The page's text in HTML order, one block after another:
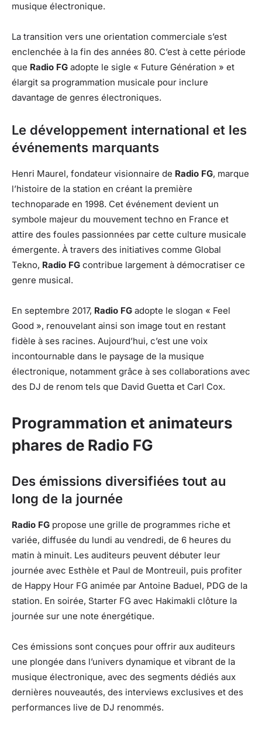
musique électronique.
La transition vers une orientation commerciale s’est
enclenchée à la fin des années 80. C’est à cette période
que Radio FG adopte le sigle « Future Génération » et
élargit sa programmation musicale pour inclure
davantage de genres électroniques.
Le développement international et les
événements marquants
Henri Maurel, fondateur visionnaire de Radio FG, marque
l’histoire de la station en créant la première
technoparade en 1998. Cet événement devient un
symbole majeur du mouvement techno en France et
attire des foules passionnées par cette culture musicale
émergente. À travers des initiatives comme Global
Tekno, Radio FG contribue largement à démocratiser ce
genre musical.
En septembre 2017, Radio FG adopte le slogan « Feel
Good », renouvelant ainsi son image tout en restant
fidèle à ses racines. Aujourd’hui, c’est une voix
incontournable dans le paysage de la musique
électronique, notamment grâce à ses collaborations avec
des DJ de renom tels que David Guetta et Carl Cox.
Programmation et animateurs
phares de Radio FG
Des émissions diversifiées tout au
long de la journée
Radio FG propose une grille de programmes riche et
variée, diffusée du lundi au vendredi, de 6 heures du
matin à minuit. Les auditeurs peuvent débuter leur
journée avec Esthèle et Paul de Montreuil, puis profiter
de Happy Hour FG animée par Antoine Baduel, PDG de la
station. En soirée, Starter FG avec Hakimakli clôture la
journée sur une note énergétique.
Ces émissions sont conçues pour offrir aux auditeurs
une plongée dans l’univers dynamique et vibrant de la
musique électronique, avec des segments dédiés aux
dernières nouveautés, des interviews exclusives et des
performances live de DJ renommés.